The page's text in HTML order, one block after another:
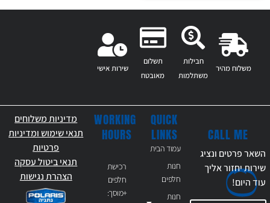
משלוח מהיר
חבילות
משתלמות
תשלום
מאובטח
שירות אישי
QUICK
LINKS
עמוד הבית
חנות
חלפים
חנות
WORKING
HOURS
רכישת
חלפים
+מוסך:
CALL ME
השאר פרטים ונציג
שירות יחזור אליך
עודהיום!
מדיניות משלוחים
תנאי שימוש ומדיניות
פרטיות
תנאי ביטול עסקה
הצהרת נגישות